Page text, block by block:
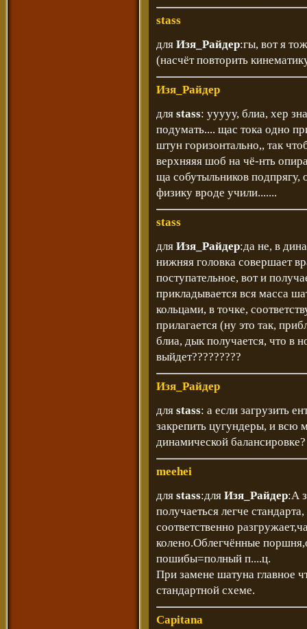
stass
для Изя_Райдер:гы, вот я
(насчёт повторить
Изя_Райдер
для stass: ууууу, блиа, хер
подумать.... щас тока одно
штун горизонтально,, так
верхняяя шоб на чё-нть
ща собутыльников
физику вроде учили.......
stass
для Изя_Райдер:да не, в
нижняя головка совершает
поступательное, вот и
прикладывается вся масса
кольцами, в точке,
прилагается (ну это так,
блиа, дык получается, что в
выйдет?????????
Изя_Райдер
для stass: а если загрузить
закрепить цугундеры, и всю
динамической балансировке?
meehei
для stass:для Изя_Райдер:А
получаеться легче стандарта,
соответственно
колено.Облегчённые
пошибы=полный п....ц.
При замене шатуна главное
стандартной схеме.
Capitana